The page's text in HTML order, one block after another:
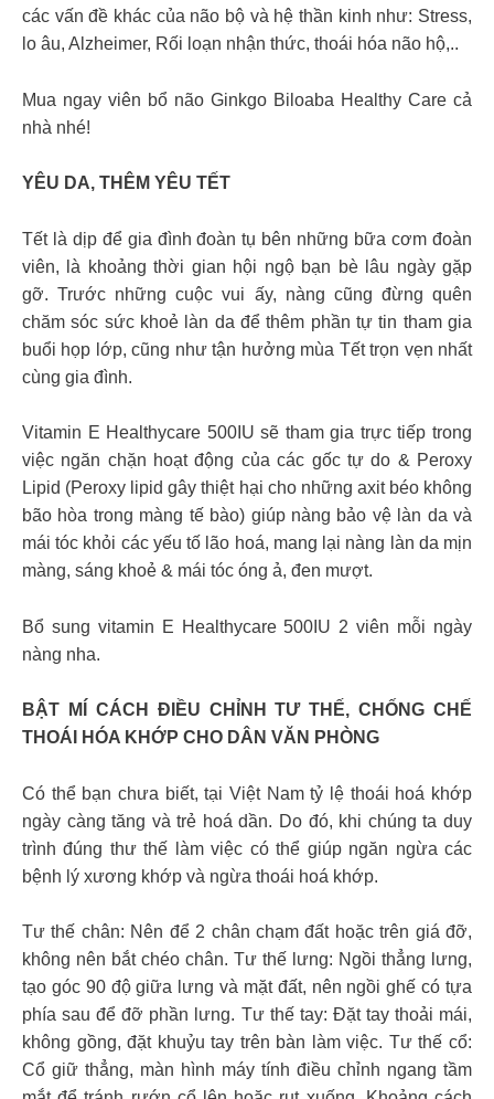
các vấn đề khác của não bộ và hệ thần kinh như: Stress,
lo âu, Alzheimer, Rối loạn nhận thức, thoái hóa não hộ,..
Mua ngay viên bổ não Ginkgo Biloaba Healthy Care cả
nhà nhé!
YÊU DA, THÊM YÊU TẾT
Tết là dịp để gia đình đoàn tụ bên những bữa cơm đoàn
viên, là khoảng thời gian hội ngộ bạn bè lâu ngày gặp
gỡ. Trước những cuộc vui ấy, nàng cũng đừng quên
chăm sóc sức khoẻ làn da để thêm phần tự tin tham gia
buổi họp lớp, cũng như tận hưởng mùa Tết trọn vẹn nhất
cùng gia đình.
Vitamin E Healthycare 500IU sẽ tham gia trực tiếp trong
việc ngăn chặn hoạt động của các gốc tự do & Peroxy
Lipid (Peroxy lipid gây thiệt hại cho những axit béo không
bão hòa trong màng tế bào) giúp nàng bảo vệ làn da và
mái tóc khỏi các yếu tố lão hoá, mang lại nàng làn da mịn
màng, sáng khoẻ & mái tóc óng ả, đen mượt.
Bổ sung vitamin E Healthycare 500IU 2 viên mỗi ngày
nàng nha.
BẬT MÍ CÁCH ĐIỀU CHỈNH TƯ THẾ, CHỐNG CHẾ
THOÁI HÓA KHỚP CHO DÂN VĂN PHÒNG
Có thể bạn chưa biết, tại Việt Nam tỷ lệ thoái hoá khớp
ngày càng tăng và trẻ hoá dần. Do đó, khi chúng ta duy
trình đúng thư thế làm việc có thể giúp ngăn ngừa các
bệnh lý xương khớp và ngừa thoái hoá khớp.
Tư thế chân: Nên để 2 chân chạm đất hoặc trên giá đỡ,
không nên bắt chéo chân. Tư thế lưng: Ngồi thẳng lưng,
tạo góc 90 độ giữa lưng và mặt đất, nên ngồi ghế có tựa
phía sau để đỡ phần lưng. Tư thế tay: Đặt tay thoải mái,
không gồng, đặt khuỷu tay trên bàn làm việc. Tư thế cổ:
Cổ giữ thẳng, màn hình máy tính điều chỉnh ngang tầm